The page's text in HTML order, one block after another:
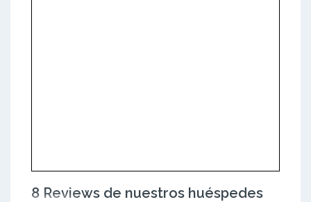
8 Reviews de nuestros huéspedes